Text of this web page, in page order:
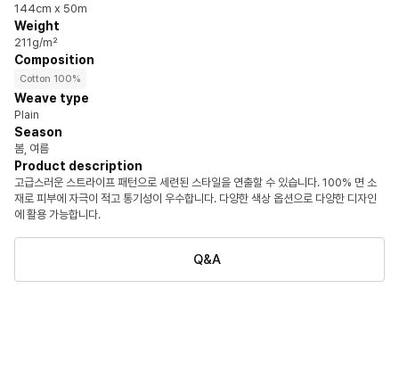
144cm x 50m
Weight
211g/m²
Composition
Cotton 100%
Weave type
Plain
Season
봄, 여름
Product description
고급스러운 스트라이프 패턴으로 세련된 스타일을 연출할 수 있습니다. 100% 면 소
재로 피부에 자극이 적고 통기성이 우수합니다. 다양한 색상 옵션으로 다양한 디자인
에 활용 가능합니다.
Q&A